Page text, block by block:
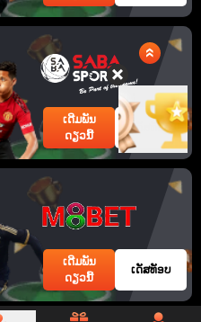
ເດີມພັນ
ດຽວນີ້
ເດັສທັອບ
ເດີມພັນ
ດຽວນີ້
ເດັສທັອບ